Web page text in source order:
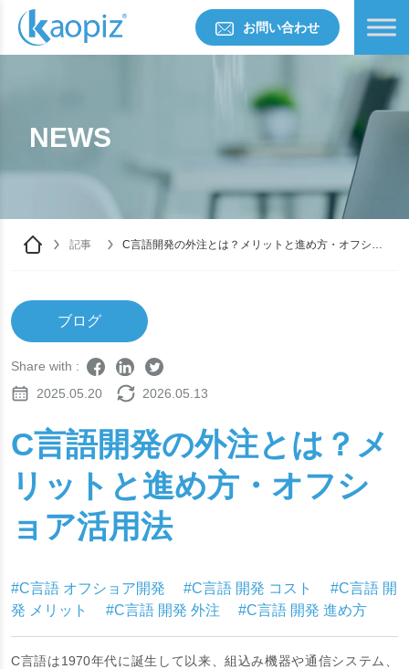
お問い合わせ
NEWS
記事
C言語開発の外注とは？メリットと進め方・オフショ
ブログ
Share with :
2025.05.20
2026.05.13
C言語開発の外注とは？メ
リットと進め方・オフシ
ョア活用法
#C言語 オフショア開発 #C言語 開発 コスト
#C言語 開
発 メリット
#C言語 開発 外注 #C言語 開発 進め方
C言語は1970年代に誕生して以来、組込み機器や通信システム、